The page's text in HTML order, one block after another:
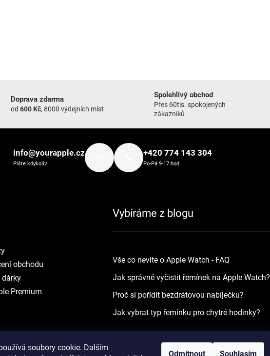
soubory cookie. Dalším
Odmítnout Souhlasím
Doprava zdarma
od 600 Kč, 8000 výdejních míst
Spolehlivý obchod
Přes 60tis. spokojených
zákazníků
info@yourapple.cz
Pište kdykoliv
+420 774 143 304
Po-Pá 9-17 hod
obchodu
Premium
Vybíráme z blogu
Vše co nevíte o Apple Watch - FAQ
Jak správně vyčistit řemínek na Apple Watch?
Proč si pořídit bezdrátovou nabíječku?
Jak vybrat typ řemínku pro chytré hodinky?